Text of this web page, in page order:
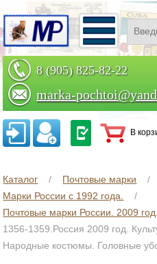
8 (905) 825-82-22
marka-
Заказать по
В
Каталог
Почтовые марки
Марки России с 1992 года.
Почтовые марки России. 2009 год.
1356-1359.Россия 2009 год.
Народные костюмы. Головные